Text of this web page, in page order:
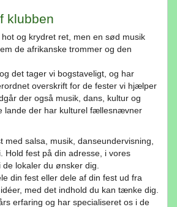
klubben
og krydret ret, men en sød musik
de afrikanske trommer og den
det tager vi bogstaveligt, og har
overskrift for de fester vi hjælper
der også musik, dans, kultur og
lande der har kulturel fællesnævner
med salsa, musik, danseundervisning,
Hold fest på din adresse, i vores
lokaler du ønsker dig.
din fest eller dele af din fest ud fra
med det indhold du kan tænke dig.
erfaring og har specialiseret os i de